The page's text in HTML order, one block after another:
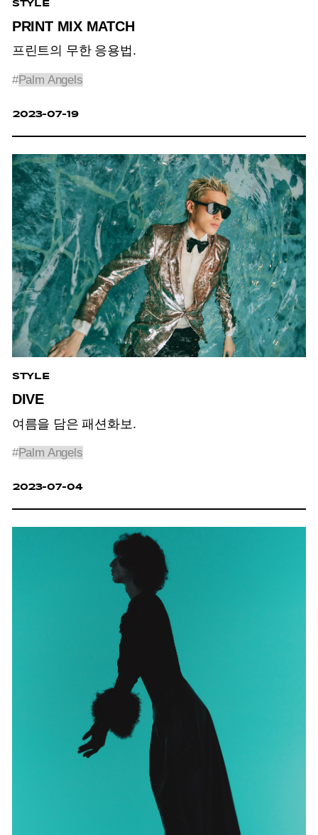
STYLE
PRINT MIX MATCH
프린트의 무한 응용법.
#Palm Angels
2023-07-19
STYLE
DIVE
여름을 담은 패션화보.
#Palm Angels
2023-07-04